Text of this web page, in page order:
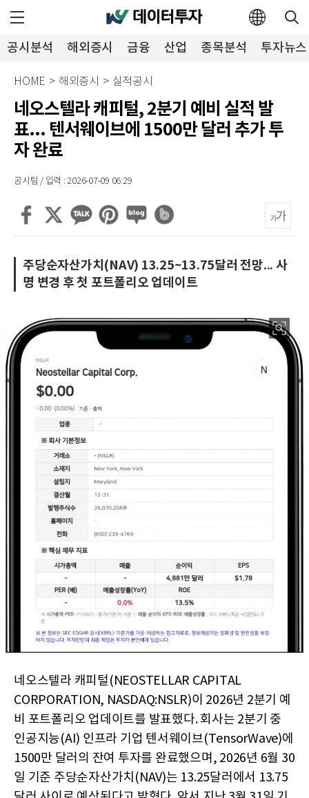
공시분석 해외증시 금융 산업 종목분석 투자뉴스
HOME > 해외증시 > 실적공시
네오스텔라 캐피털, 2분기 예비 실적 발
표... 텐서웨이브에 1500만 달러 추가 투
자 완료
공시팀 / 입력 : 2026-07-09 06:29
주당순자산가치(NAV) 13.25~13.75달러 전망... 사
명 변경 후 첫 포트폴리오 업데이트
네오스텔라 캐피털(NEOSTELLAR CAPITAL
CORPORATION, NASDAQ:NSLR)이 2026년 2분기 예
비 포트폴리오 업데이트를 발표했다. 회사는 2분기 중
인공지능(AI) 인프라 기업 텐서웨이브(TensorWave)에
1500만 달러의 잔여 투자를 완료했으며, 2026년 6월 30
일 기준 주당순자산가치(NAV)는 13.25달러에서 13.75